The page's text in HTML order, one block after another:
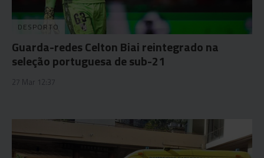
DESPORTO
Guarda-redes Celton Biai reintegrado na
seleção portuguesa de sub-21
27 Mar 12:37